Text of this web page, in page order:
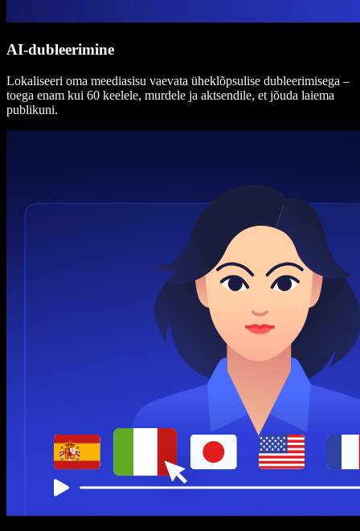
AI-dubleerimine
Lokaliseeri oma meediasisu vaevata üheklõpsulise dubleerimisega –
toega enam kui 60 keelele, murdele ja aktsendile, et jõuda laiema
publikuni.